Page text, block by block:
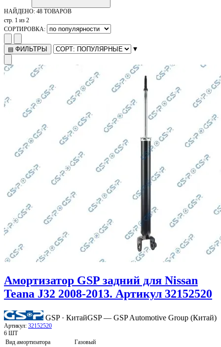
НАЙДЕНО: 48 ТОВАРОВ
стр. 1 из 2
СОРТИРОВКА:
▤ ФИЛЬТРЫ ▾
Амортизатор GSP задний для Nissan
Teana J32 2008-2013. Артикул 32152520
GSP · КитайGSP — GSP Automotive Group (Китай)
Артикул: 32152520
6 ШТ
Вид амортизатора
Газовый